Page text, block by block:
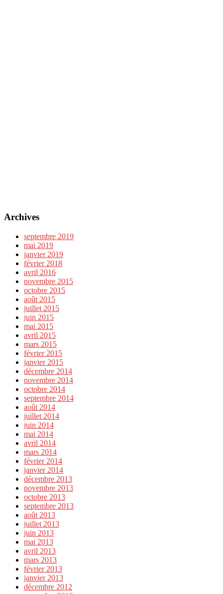
Archives
septembre 2019
mai 2019
janvier 2019
février 2018
avril 2016
novembre 2015
octobre 2015
août 2015
juillet 2015
juin 2015
mai 2015
avril 2015
mars 2015
février 2015
janvier 2015
décembre 2014
novembre 2014
octobre 2014
septembre 2014
août 2014
juillet 2014
juin 2014
mai 2014
avril 2014
mars 2014
février 2014
janvier 2014
décembre 2013
novembre 2013
octobre 2013
septembre 2013
août 2013
juillet 2013
juin 2013
mai 2013
avril 2013
mars 2013
février 2013
janvier 2013
décembre 2012